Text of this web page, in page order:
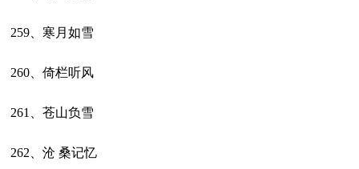
259、寒月如雪
260、倚栏听风
261、苍山负雪
262、沧 桑记忆